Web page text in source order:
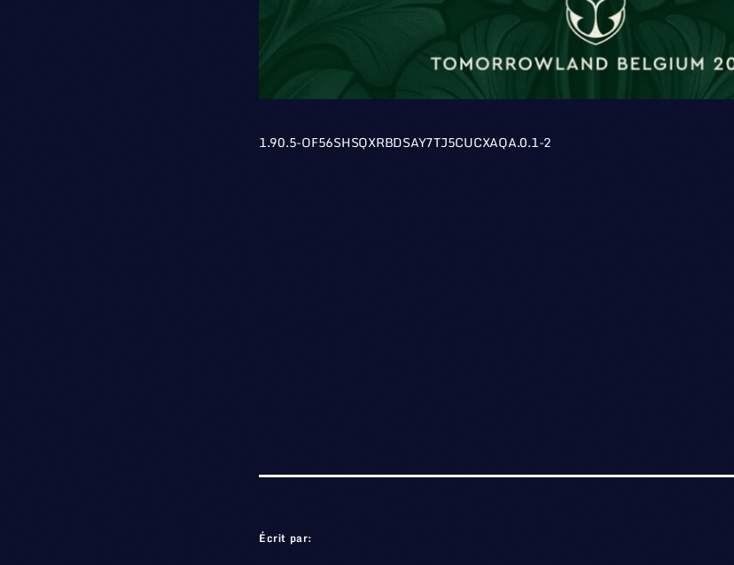
1.90.5-OF56SHSQXRBDSAY7TJ5CUCXAQA.0.1-2
Écrit par: